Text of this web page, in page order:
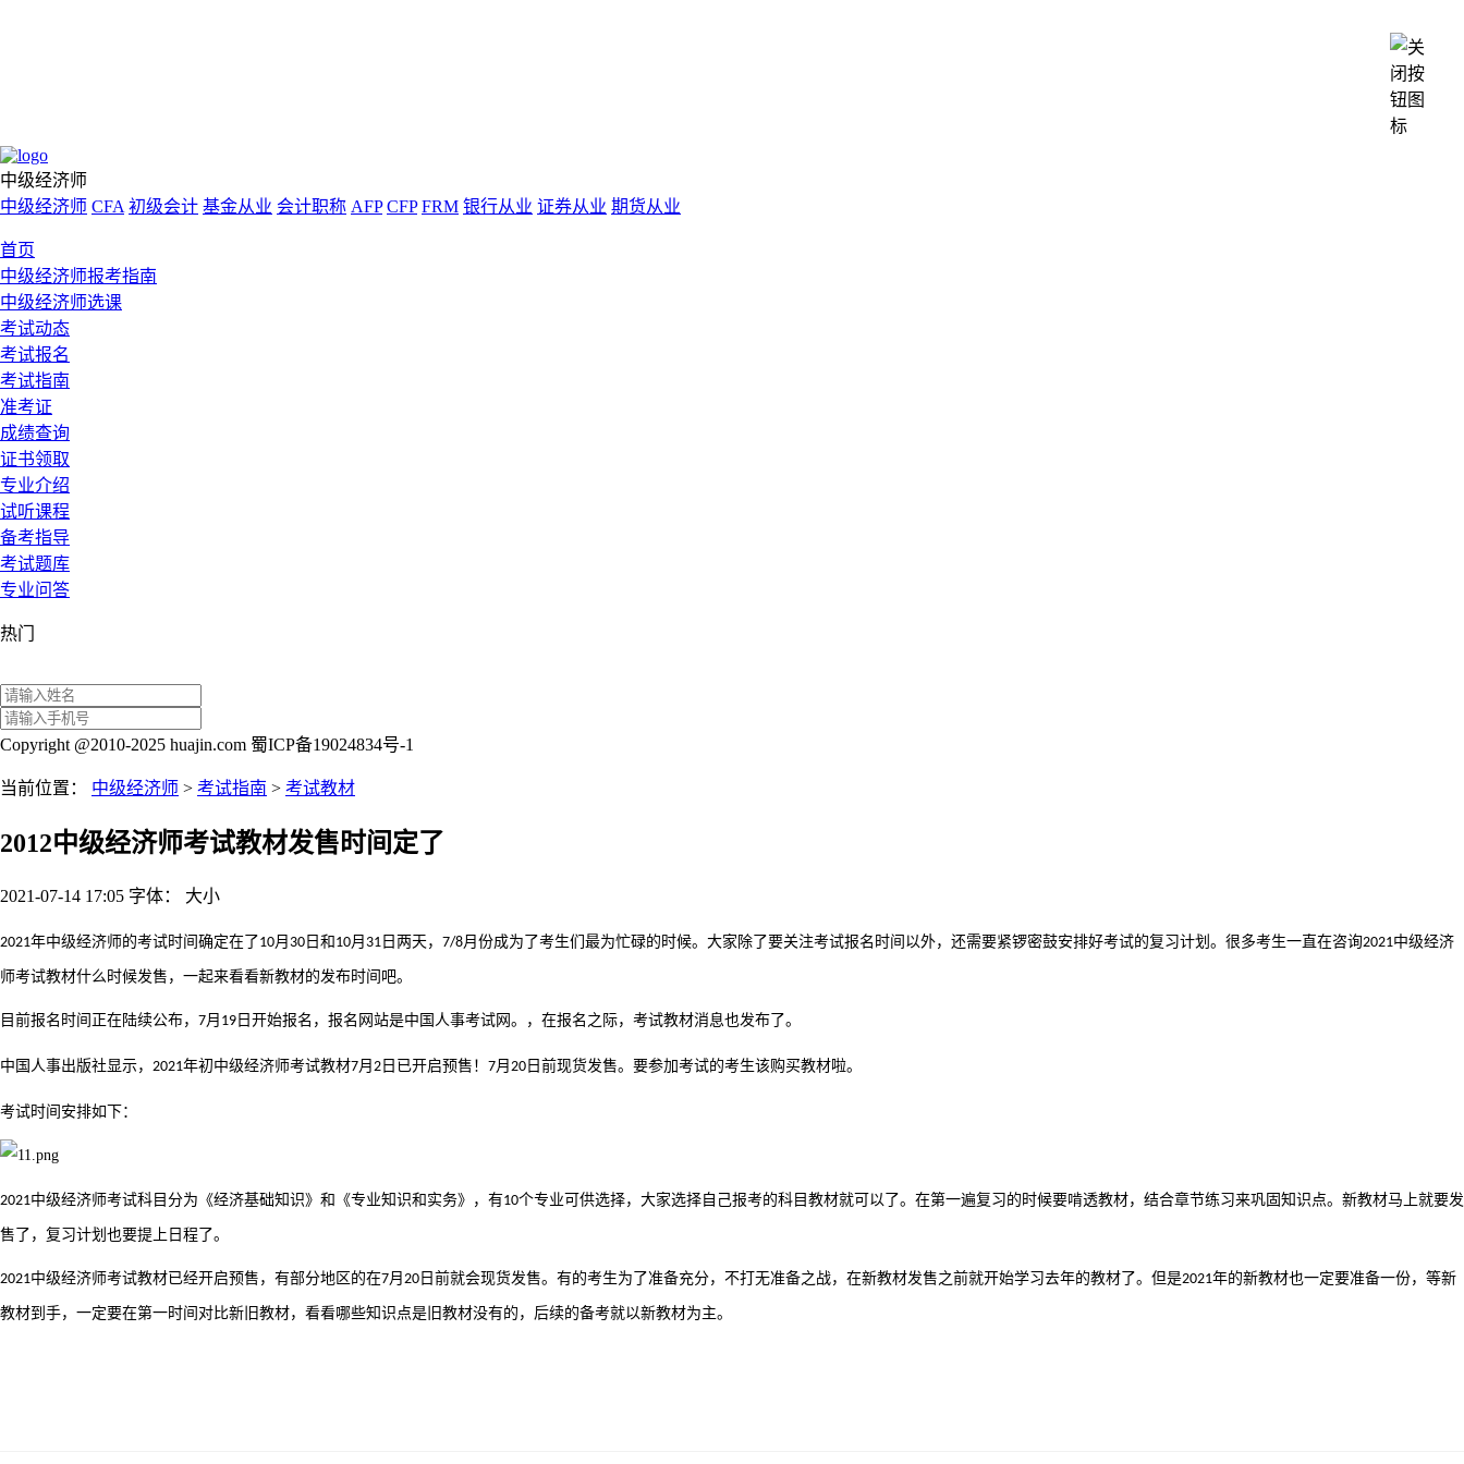
中级经济师
中级经济师 CFA 初级会计 基金从业 会计职称 AFP CFP FRM 银行从业 证券从业 期货从业
首页
中级经济师报考指南
中级经济师选课
考试动态
考试报名
考试指南
准考证
成绩查询
证书领取
专业介绍
试听课程
备考指导
考试题库
专业问答
热门
Copyright @2010-2025 huajin.com 蜀ICP备19024834号-1
当前位置： 中级经济师 > 考试指南 > 考试教材
2012中级经济师考试教材发售时间定了
2021-07-14 17:05 字体： 大小
2021年中级经济师的考试时间确定在了10月 30 日和 10月 31 日两天， 7/8月份成为了考生们最为忙碌的时候。大家除了要关注考试报名时间以外，还需要紧锣密鼓安排好考试的复习计划。很多考生一直在咨询2021中级经济
师考试教材什么时候发售，一起来看看新教材的发布时间吧。
目前报名时间正在陆续公布， 7月 19 日开始报名，报名网站是中国人事考试网。，在报名之际，考试教材消息也发布了。
中国人事出版社显示， 2021年初中级经济师考试教材7月 2 日已开启预售！ 7月 20 日前现货发售。要参加考试的考生该购买教材啦。
考试时间安排如下：
2021中级经济师考试科目分为《经济基础知识》和《专业知识和实务》，有10个专业可供选择，大家选择自己报考的科目教材就可以了。在第一遍复习的时候要啃透教材，结合章节练习来巩固知识点。新教材马上就要发
售了，复习计划也要提上日程了。
2021中级经济师考试教材已经开启预售，有部分地区的在7月 20 日前就会现货发售。有的考生为了准备充分，不打无准备之战，在新教材发售之前就开始学习去年的教材了。但是2021年的新教材也一定要准备一份，等新
教材到手，一定要在第一时间对比新旧教材，看看哪些知识点是旧教材没有的，后续的备考就以新教材为主。